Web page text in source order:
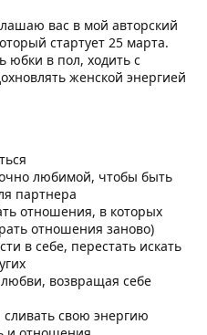
вас в мой авторский
стартует 25 марта.
юбки в пол, ходить с
женской энергией
любимой, чтобы быть
партнера
отношения, в которых
отношения заново)
в себе, перестать искать
возвращая себе
свою энергию